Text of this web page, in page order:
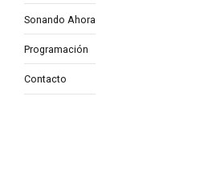
Sonando Ahora
Programación
Contacto